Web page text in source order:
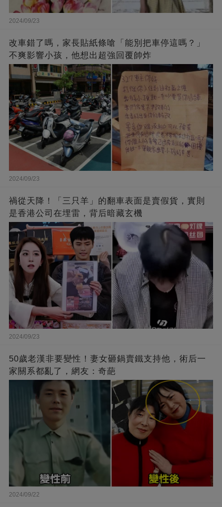
2024/09/23
改車錯了嗎，家長貼紙條嗆「能別把車停這嗎？」
不爽影響小孩，他想出超強回覆帥炸
2024/09/23
禍從天降！「三只羊」的翻車表面是賣假貨，實則
是香港公司在埋雷，背后暗藏玄機
2024/09/23
50歲老漢非要變性！妻女砸鍋賣鐵支持他，術后一
家關系都亂了，網友：奇葩
2024/09/22